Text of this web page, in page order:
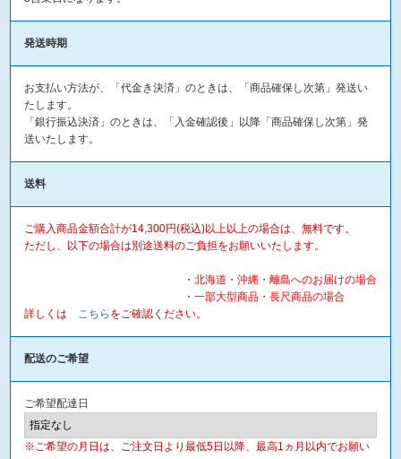
発送時期
お支払い方法が、「代金き決済」のときは、「商品確保し次第」発送い
たします。
「銀行振込決済」のときは、「入金確認後」以降「商品確保し次第」発
送いたします。
送料
ご購入商品金額合計が14,300円(税込)以上以上の場合は、無料です。
ただし、以下の場合は別途送料のご負担をお願いいたします。
・北海道・沖縄・離島へのお届けの場合
・一部大型商品・長尺商品の場合
詳しくは
こちら をご確認ください。
配送のご希望
ご希望配達日
※ご希望の月日は、ご注文日より最低5日以降、最高1ヵ月以内でお願い